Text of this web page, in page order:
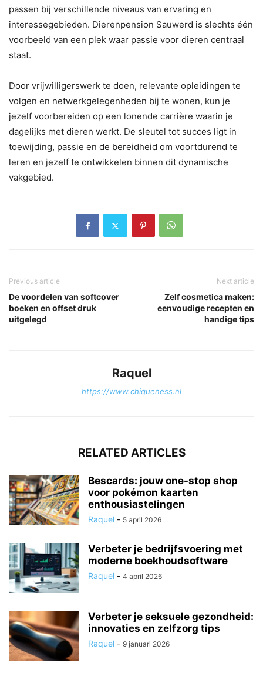
passen bij verschillende niveaus van ervaring en
interessegebieden. Dierenpension Sauwerd is slechts één
voorbeeld van een plek waar passie voor dieren centraal
staat.
Door vrijwilligerswerk te doen, relevante opleidingen te
volgen en netwerkgelegenheden bij te wonen, kun je
jezelf voorbereiden op een lonende carrière waarin je
dagelijks met dieren werkt. De sleutel tot succes ligt in
toewijding, passie en de bereidheid om voortdurend te
leren en jezelf te ontwikkelen binnen dit dynamische
vakgebied.
Previous article
De voordelen van softcover
boeken en offset druk
uitgelegd
Next article
Zelf cosmetica maken:
eenvoudige recepten en
handige tips
Raquel
https://www.chiqueness.nl
RELATED ARTICLES
Bescards: jouw one-stop shop
voor pokémon kaarten
enthousiastelingen
Raquel - 5 april 2026
Verbeter je bedrijfsvoering met
moderne boekhoudsoftware
Raquel - 4 april 2026
Verbeter je seksuele gezondheid:
innovaties en zelfzorg tips
Raquel - 9 januari 2026